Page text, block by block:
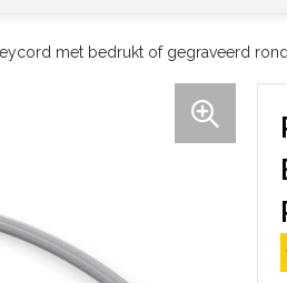
met bedrukt of gegraveerd